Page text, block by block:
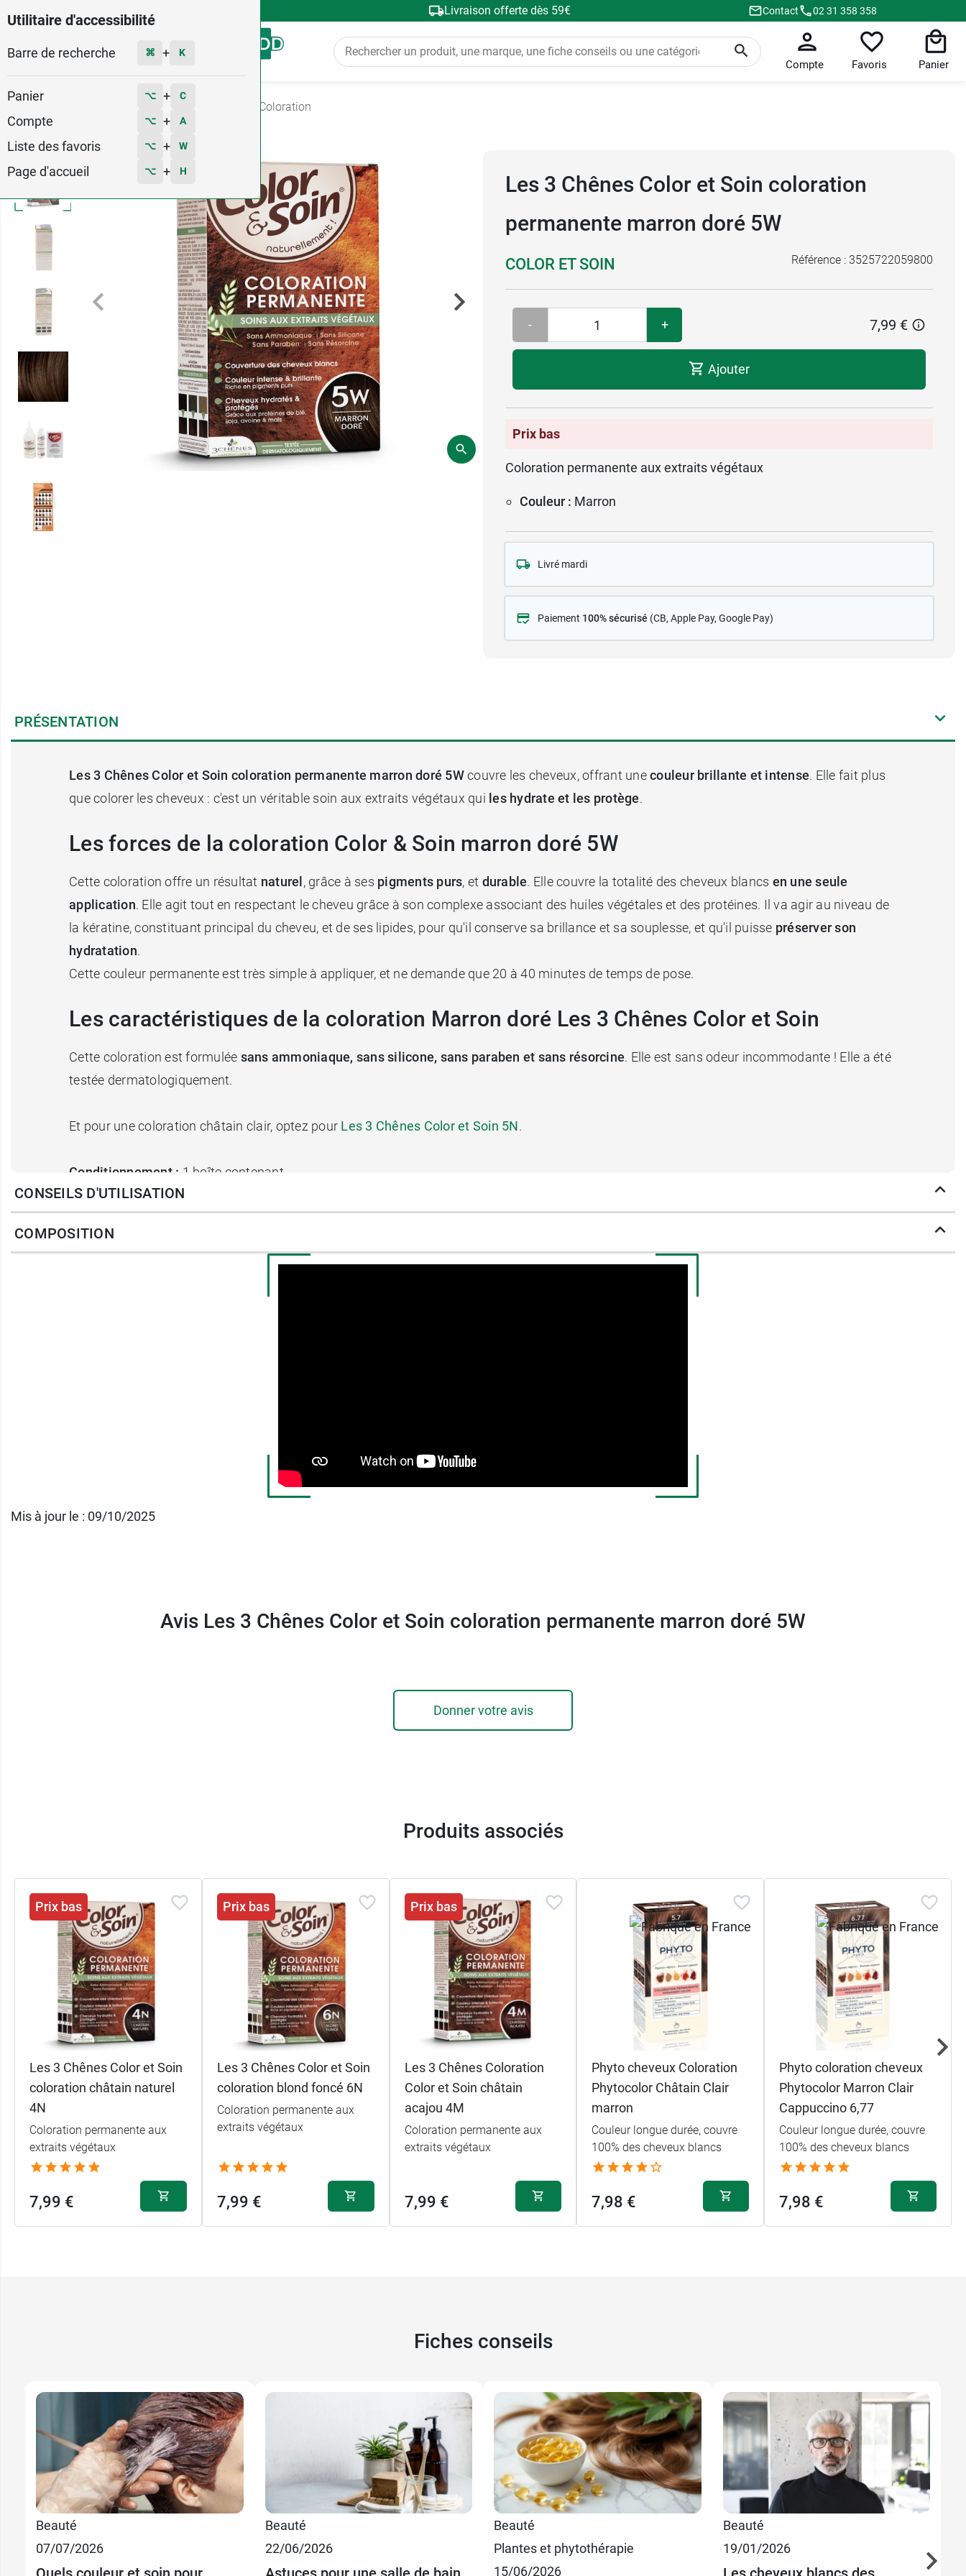
Utilitaire d'accessibilité
Barre de recherche ⌘ + K
Panier ⌥ + C
Compte ⌥ + A
Liste des favoris ⌥ + W
Page d'accueil ⌥ + H
Livraison offerte dès 59€ Contact 02 31 358 358
Menu
Compte Favoris Panier
Coloration
Les 3 Chênes Color et Soin coloration
permanente marron doré 5W
COLOR ET SOIN Référence : 3525722059800
- + 7,99 €
Ajouter
Prix bas
Coloration permanente aux extraits végétaux
Couleur : Marron
Livré mardi
Paiement 100% sécurisé (CB, Apple Pay, Google Pay)
PRÉSENTATION
Les 3 Chênes Color et Soin coloration permanente marron doré 5Wcouvre les cheveux, offrant unecouleur brillante et intense. Elle fait plus
que colorer les cheveux : c'est un véritable soin aux extraits végétaux qui les hydrate et les protège.
Les forces de la coloration Color & Soin marron doré 5W
Cette coloration offre un résultat naturel , grâce à ses pigments purs, et durable. Elle couvre la totalité des cheveux blancs en une seule
application. Elle agit tout en respectant le cheveu grâce à son complexe associant des huiles végétales et des protéines. Il va agir au niveau de
la kératine, constituant principal du cheveu, et de ses lipides, pour qu'il conserve sa brillance et sa souplesse, et qu'il puisse préserver son
hydratation.
Cette couleur permanente est très simple à appliquer, et ne demande que 20 à 40 minutes de temps de pose.
Les caractéristiques de la coloration Marron doré Les 3 Chênes Color et Soin
Cette coloration est formulée sans ammoniaque, sans silicone, sans paraben et sans résorcine. Elle est sans odeur incommodante ! Elle a été
testée dermatologiquement.
Et pour une coloration châtain clair, optez pour Les 3 Chênes Color et Soin 5N.
Conditionnement : 1 boîte contenant
1 teinture aux extraits végétaux 60 ml,
1 fixateur 60 ml,
1 baume capillaire stabilisateur 15 ml,
CONSEILS D'UTILISATION
COMPOSITION
Mis à jour le : 09/10/2025
Avis Les 3 Chênes Color et Soin coloration permanente marron doré 5W
Donner votre avis
Produits associés
Prix bas
Les 3 Chênes Color et Soin
coloration châtain naturel
4N
Coloration permanente aux
extraits végétaux
7,99 €
Prix bas
Les 3 Chênes Color et Soin
coloration blond foncé 6N
Coloration permanente aux
extraits végétaux
7,99 €
Prix bas
Les 3 Chênes Coloration
Color et Soin châtain
acajou 4M
Coloration permanente aux
extraits végétaux
7,99 €
Phyto cheveux Coloration
Phytocolor Châtain Clair
marron
Couleur longue durée, couvre
100% des cheveux blancs
7,98 €
Phyto coloration cheveux
Phytocolor Marron Clair
Cappuccino 6,77
Couleur longue durée, couvre
100% des cheveux blancs
7,98 €
Fiches conseils
Beauté
07/07/2026
Beauté
22/06/2026
Beauté
Plantes et phytothérapie
15/06/2026
Beauté
19/01/2026